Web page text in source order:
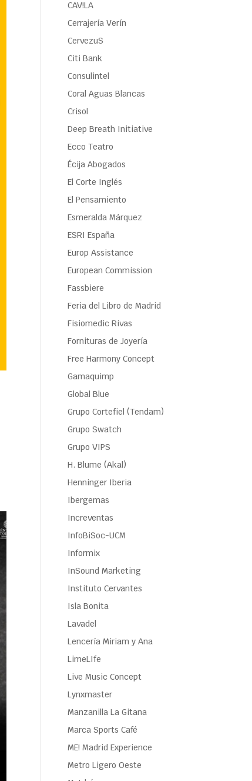
CAV!LA
Cerrajería Verín
CervezuS
Citi Bank
Consulintel
Coral Aguas Blancas
Crisol
Deep Breath Initiative
Ecco Teatro
Écija Abogados
El Corte Inglés
El Pensamiento
Esmeralda Márquez
ESRI España
Europ Assistance
European Commission
Fassbiere
Feria del Libro de Madrid
Fisiomedic Rivas
Fornituras de Joyería
Free Harmony Concept
Gamaquimp
Global Blue
Grupo Cortefiel (Tendam)
Grupo Swatch
Grupo VIPS
H. Blume (Akal)
Henninger Iberia
Ibergemas
Increventas
InfoBiSoc-UCM
Informix
InSound Marketing
Instituto Cervantes
Isla Bonita
Lavadel
Lencería Miriam y Ana
LimeLIfe
Live Music Concept
Lynxmaster
Manzanilla La Gitana
Marca Sports Café
ME! Madrid Experience
Metro Ligero Oeste